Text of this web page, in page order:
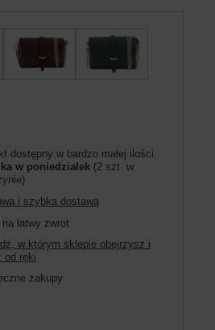
dostępny w bardzo małej ilości
w poniedziałek (2 szt. w
i szybka dostawa
na łatwy zwrot
w którym sklepie obejrzysz i
od ręki
zakupy